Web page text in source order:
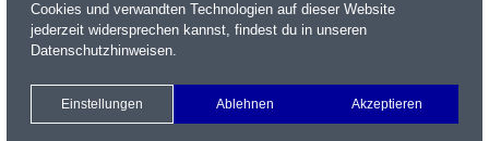
Name / WKN / ISIN / Kürzel
Xetra Realtime
Watchlist Portfolio Login
Cookies und verwandten Technologien auf dieser Website
jederzeit widersprechen kannst, findest du in unseren
Datenschutzhinweisen.
Einstellungen Ablehnen Akzeptieren